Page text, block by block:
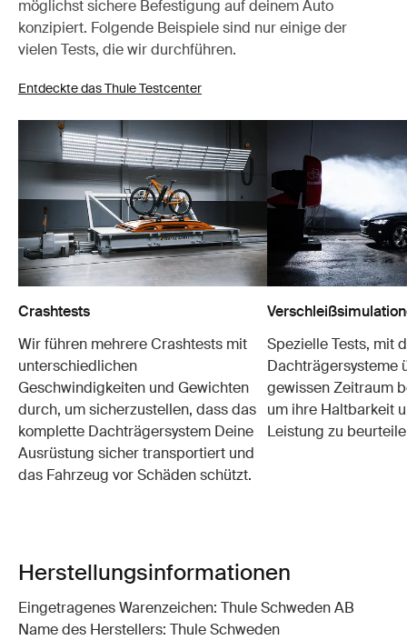
möglichst sichere Befestigung auf deinem Auto
konzipiert. Folgende Beispiele sind nur einige der
vielen Tests, die wir durchführen.
Entdeckte das Thule Testcenter
Crashtests
Wir führen mehrere Crashtests mit
unterschiedlichen
Geschwindigkeiten und Gewichten
durch, um sicherzustellen, dass das
komplette Dachträgersystem Deine
Ausrüstung sicher transportiert und
das Fahrzeug vor Schäden schützt.
Spezielle Tests, mit
Dachträgersysteme
gewissen Zeitraum
um ihre Haltbarkeit
Leistung zu
Herstellungsinformationen
Eingetragenes Warenzeichen: Thule Schweden AB
Name des Herstellers: Thule Schweden